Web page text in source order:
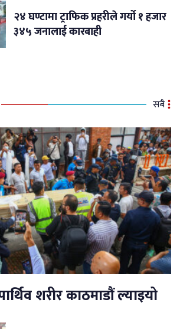
२४ घण्टामा ट्राफिक प्रहरीले गर्यो १ हजार
३४५ जनालाई कारबाही
सबै
शरीर काठमाडौं ल्याइयो